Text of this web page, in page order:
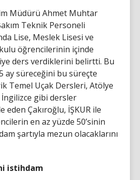
Müdürü Ahmet Muhtar
Teknik Personeli
Lise, Meslek Lisesi ve
öğrencilerinin içinde
ders verdiklerini belirtti. Bu
ay süreceğini bu süreçte
Temel Uçak Dersleri, Atölye
gibi dersler
Çakıroğlu, İŞKUR ile
en az yüzde 50’sinin
şartıyla mezun olacaklarını
istihdam